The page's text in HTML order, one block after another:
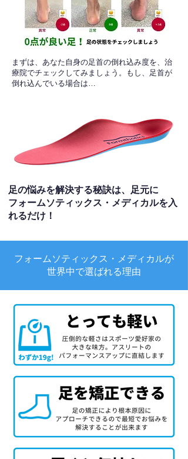
​まずは、あなた自身の足首の倒れ込み度を、治
療院でチェックしてみましょう。もし、足首が
倒れ込んでいる場合は…
足の悩みを解決する秘訣は、足元に
フォームソティックス・メディカルを入
れるだけ！
フォームソティックス・メディカルが
世界中で選ばれる理由